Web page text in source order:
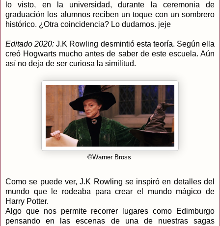
lo visto, en la universidad, durante la ceremonia de
graduación los alumnos reciben un toque con un sombrero
histórico. ¿Otra coincidencia? Lo dudamos. jeje
Editado 2020: J.K Rowling desmintió esta teoría. Según ella
creó Hogwarts mucho antes de saber de este escuela. Aún
así no deja de ser curiosa la similitud.
©Warner Bross
Como se puede ver, J.K Rowling se inspiró en detalles del
mundo que le rodeaba para crear el mundo mágico de
Harry Potter.
Algo que nos permite recorrer lugares como Edimburgo
pensando en las escenas de una de nuestras sagas